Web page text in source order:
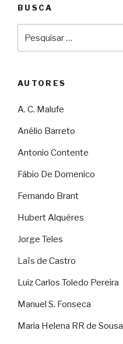
BUSCA
por:
AUTORES
A. C. Malufe
Anélio Barreto
Antonio Contente
Fábio De Domenico
Fernando Brant
Hubert Alquéres
Jorge Teles
Laïs de Castro
Luiz Carlos Toledo Pereira
Manuel S. Fonseca
Maria Helena RR de Sousa